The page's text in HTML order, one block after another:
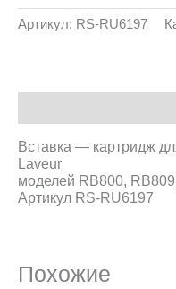
Артикул: RS-RU6197
Вставка — картридж
Laveur
моделей RB800,
Артикул RS-RU6197
Похожие